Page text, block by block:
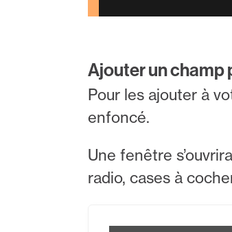
Ajouter un champ
Pour les ajouter à
enfoncé.
Une fenêtre
radio, cases à